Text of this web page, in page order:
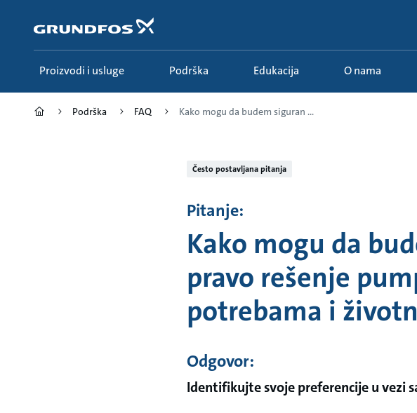
Proizvodi i usluge Podrška Edukacija O nama
Podrška FAQ Kako mogu da budem siguran ...
Često postavljana pitanja
Pitanje:
Kako mogu da
pravo rešenje
potrebama i
Odgovor:
Identifikujte svoje preferencije u vezi